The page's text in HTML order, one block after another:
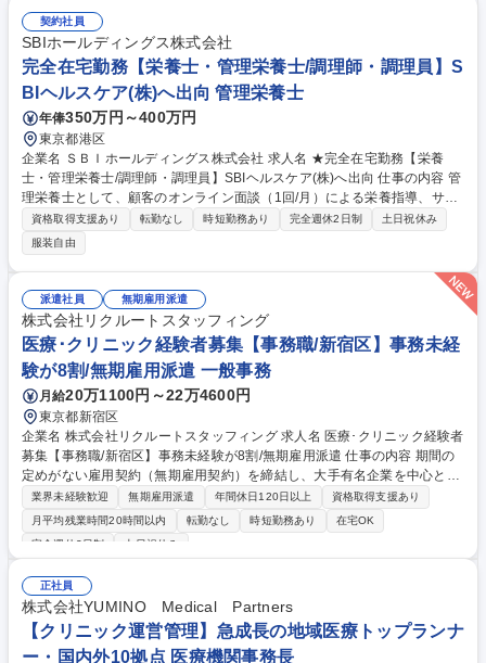
てくださるため、安心して長期的に就業できる環境です。（実際に1社で
の平均勤続年数は2年以上。直接雇用になる方も年々増えています！） ■
働きやすさ：残業は少なめ。帰りにお買い物をしたり、舞台を見に行った
りなど、プライベートも充実させている方が多いです！ 募集職種 医療･ク
リニック経験者募集【事務職/中央区】事務未経験が8割/無期雇用派遣
契約社員
SBIホールディングス株式会社
完全在宅勤務【栄養士・管理栄養士/調理師・調理員】S
BIヘルスケア(株)へ出向 管理栄養士
年俸350万円～400万円
東京都港区
企業名 ＳＢＩホールディングス株式会社 求人名 ★完全在宅勤務【栄養
士・管理栄養士/調理師・調理員】SBIヘルスケア(株)へ出向 仕事の内容 管
理栄養士として、顧客のオンライン面談（1回/月）による栄養指導、サポ
ートと顧客からのチャットの返信業務などをお任せいたします。 【企業の
特徴】■今後拡大が見込まれるヘルスケア業界において、事業の立ち上げ
グロースの経験を積むことができます ■プライム市場上場であるSBIホー
ルディングス株式会社傘下という職の安定性はありつつも、経営の自由度
は高く、伸び伸びとした活動が可能 ■他社との提携や新規事業の企画等の
重要業務に関与することが出来ます 募集職種 ★完全在宅勤務【栄養士・
管理栄養士/調理師・調理員】SBIヘルスケア(株)へ出向
資格取得支援あり 転勤なし 時短勤務あり 完全週休2日制
土日祝休み
服装自由
派遣社員 無期雇用派遣
株式会社リクルートスタッフィング
医療･クリニック経験者募集【事務職/新宿区】事務未経
験が8割/無期雇用派遣 一般事務
月給20万1100円～22万4600円
東京都新宿区
企業名 株式会社リクルートスタッフィング 求人名 医療･クリニック経験者
募集【事務職/新宿区】事務未経験が8割/無期雇用派遣 仕事の内容 期間の
定めがない雇用契約（無期雇用契約）を締結し、大手有名企業を中心とし
た取引先で働く「事務職」です。コールセンター業務はございません◎ 入
社前にオンライン研修があるため未経験でもご安心ください！ 【魅力】■
就業先：総合商社や大手メーカー、金融機関など、大手有名企業がメイ
てくださるため、安心して長期的に就業できる環境です。（実際に1社で
の平均勤続年数は2年以上。直接雇用になる方も年々増えています！） ■
働きやすさ：残業は少なめ。帰りにお買い物をしたり、舞台を見に行った
りなど、プライベートも充実させている方が多いです！ 募集職種 医療･ク
リニック経験者募集【事務職/新宿区】事務未経験が8割/無期雇用派遣
業界未経験歓迎 無期雇用派遣 年間休日120日以上
資格取得支援あり
月平均残業時間20時間以内
転勤なし 時短勤務あり
在宅OK
完全週休2日制
土日祝休み
正社員
株式会社YUMINO Medical Partners
【クリニック運営管理】急成長の地域医療トップランナ
ー・国内外10拠点 医療機関事務長